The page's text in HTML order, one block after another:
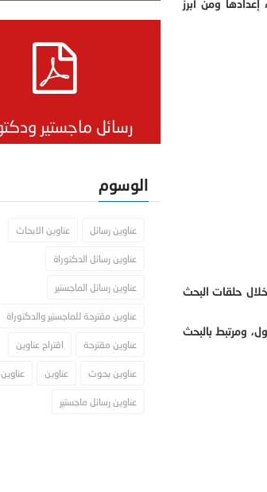
ومن أبرز
خلال حلقات البحث
ومرتبط بالبحث
رسائل ماجستير
الوسوم
عناوين رسائل عناوين الابحاث
عناوين رسائل الدكتوراة
عناوين رسائل الماجستير
عناوين مقترحة للماجستير والدكتوراة
عناوين مقترحة اقتراح عناوين
عناوين بحوث عناوين
عناوين رسائل ماجستير